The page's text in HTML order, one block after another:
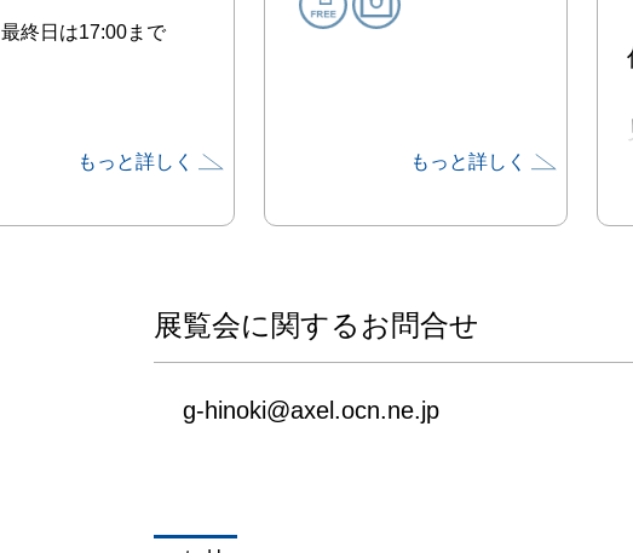
最終日は17:00まで
もっと詳しく もっと詳しく
展覧会に関するお問合せ
g-hinoki@axel.ocn.ne.jp